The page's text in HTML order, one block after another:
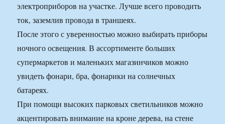
электроприборов на участке. Лучше всего проводить
ток, заземлив провода в траншеях.
После этого с уверенностью можно выбирать приборы
ночного освещения. В ассортименте больших
супермаркетов и маленьких магазинчиков можно
увидеть фонари, бра, фонарики на солнечных
батареях.
При помощи высоких парковых светильников можно
акцентировать внимание на кроне дерева, на стене